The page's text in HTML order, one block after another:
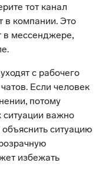
тот канал
в компании. Это
в мессенджере,
с рабочего
Если человек
потому
ситуации важно
ситуацию
избежать